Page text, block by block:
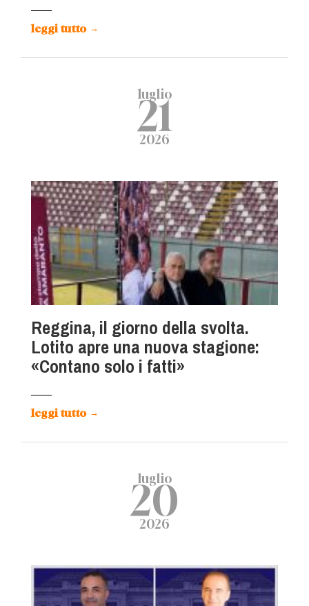
leggi tutto →
luglio
21
2026
Reggina, il giorno della svolta.
Lotito apre una nuova stagione:
«Contano solo i fatti»
leggi tutto →
luglio
20
2026